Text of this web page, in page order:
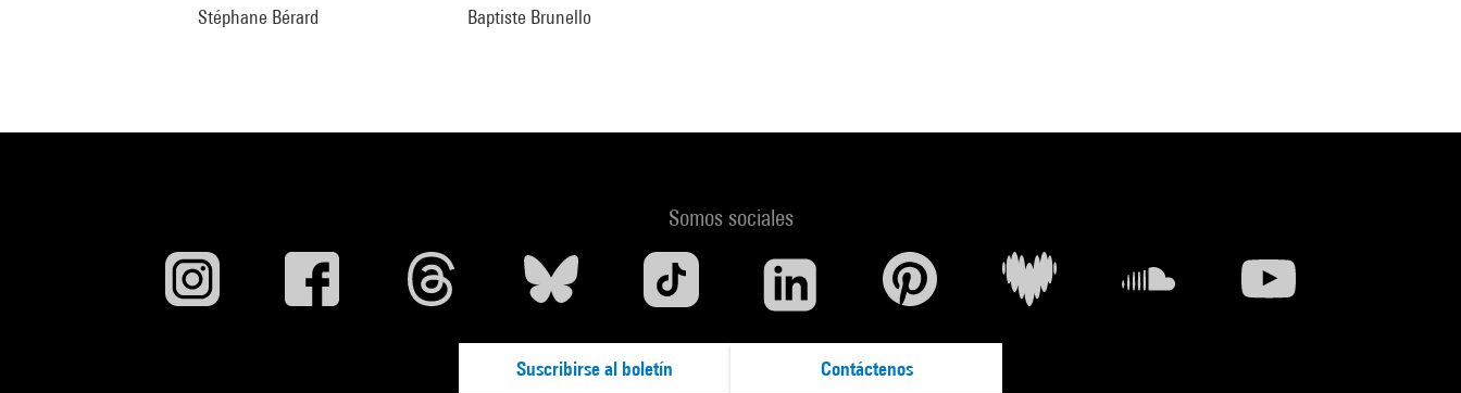
Stéphane Bérard Baptiste Brunello
Somos sociales
Suscribirse al boletín Contáctenos